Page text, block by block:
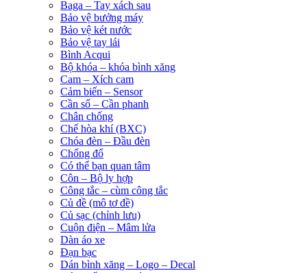
Baga – Tay xách sau
Bảo vệ bưởng máy
Bảo vệ két nước
Bảo vệ tay lái
Bình Acqui
Bộ khóa – khóa bình xăng
Cam – Xích cam
Cảm biến – Sensor
Cần số – Cần phanh
Chân chống
Chế hòa khí (BXC)
Chóa đèn – Đầu đèn
Chống đổ
Có thể bạn quan tâm
Côn – Bộ ly hợp
Công tắc – cùm công tắc
Củ đề (mô tơ đề)
Củ sạc (chỉnh lưu)
Cuộn điện – Mâm lửa
Dàn áo xe
Đạn bạc
Dán bình xăng – Logo – Decal